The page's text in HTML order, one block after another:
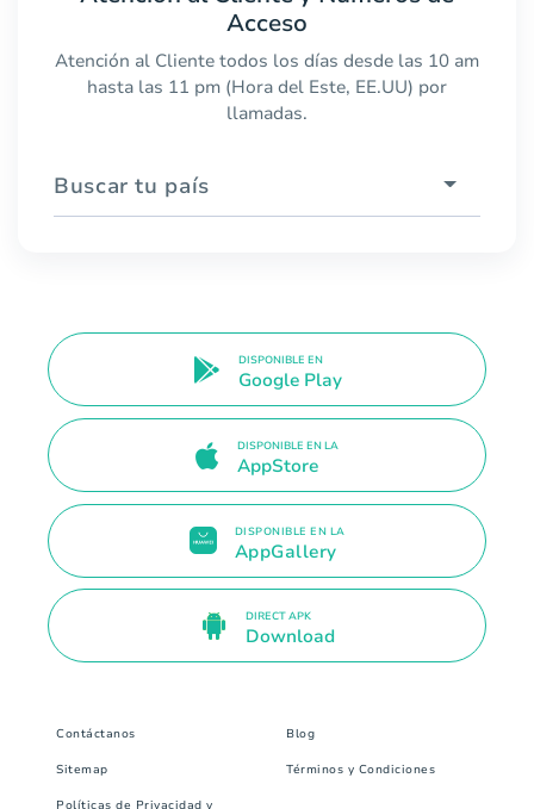
Acceso
Atención al Cliente todos los días desde las 10 am
hasta las 11 pm (Hora del Este, EE.UU) por
llamadas.
Buscar tu país
DISPONIBLE EN
Google Play
DISPONIBLE EN LA
AppStore
DISPONIBLE EN LA
AppGallery
DIRECT APK
Download
Contáctanos Blog
Sitemap Términos y Condiciones
Políticas de Privacidad y